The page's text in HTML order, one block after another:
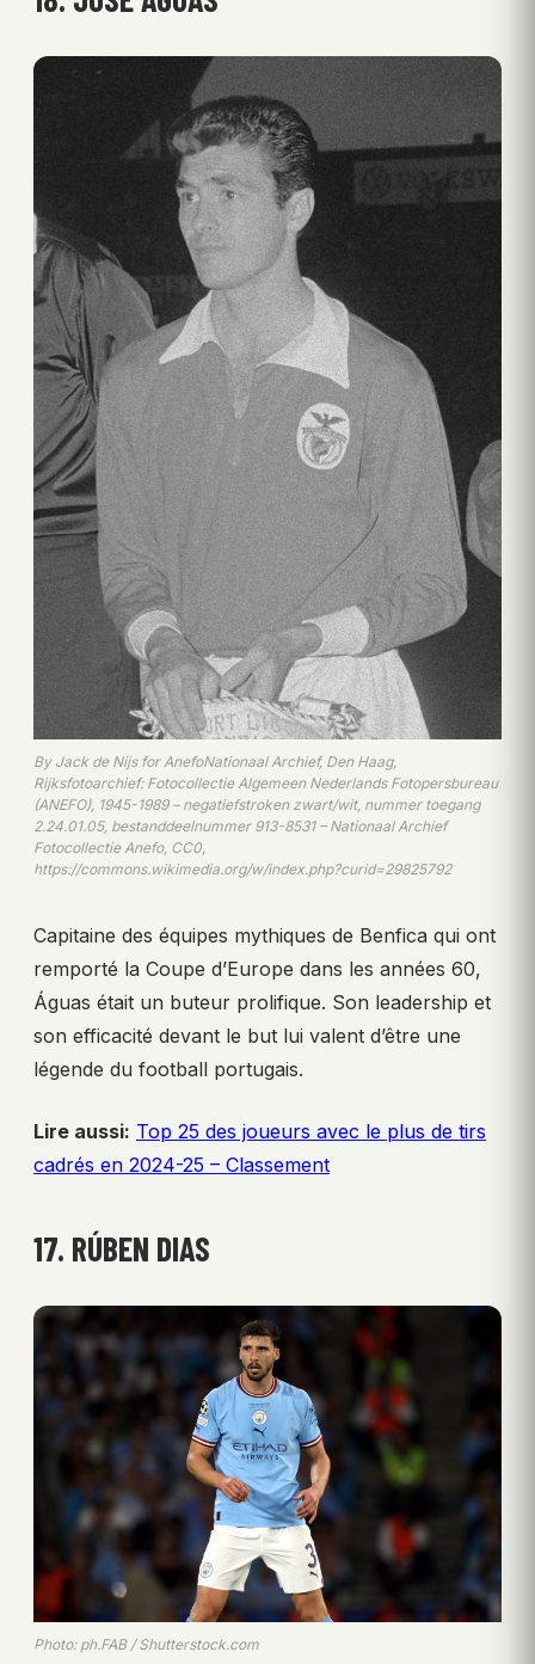
By Jack de Nijs for AnefoNationaal Archief, Den Haag,
Rijksfotoarchief: Fotocollectie Algemeen Nederlands Fotopersbureau
(ANEFO), 1945-1989 – negatiefstroken zwart/wit, nummer toegang
2.24.01.05, bestanddeelnummer 913-8531 – Nationaal Archief
Fotocollectie Anefo, CC0,
https://commons.wikimedia.org/w/index.php?curid=29825792
Capitaine des équipes mythiques de Benfica qui ont
remporté la Coupe d’Europe dans les années 60,
Águas était un buteur prolifique. Son leadership et
son efficacité devant le but lui valent d’être une
légende du football portugais.
Lire aussi: Top 25 des joueurs avec le plus de tirs
cadrés en 2024-25 – Classement
17. RÚBEN DIAS
Photo: ph.FAB / Shutterstock.com